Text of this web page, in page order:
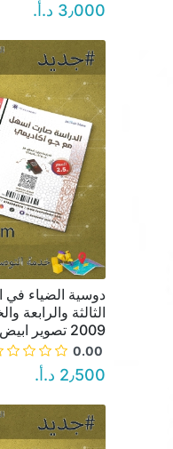
3٫000 د.أ.‏
دوسية الضياء في
الثالثة والرابعة
2009 تصوير ابيض واسود السعر 2.50
0.00
2٫500 د.أ.‏